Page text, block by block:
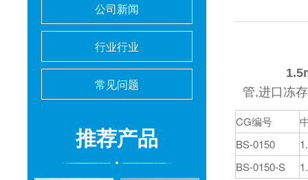
公司新闻
行业行业
常见问题
推荐产品
管,进口冻
CG编号
BS-0150
BS-0150-S